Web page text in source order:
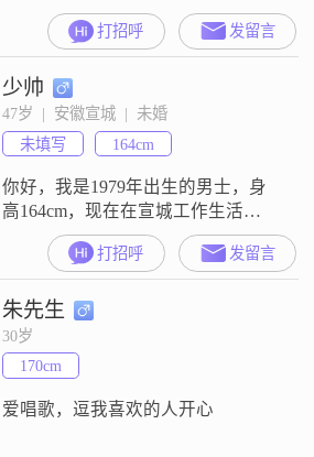
在宣城，月收入在3001到5000元这
个区间##3002##学历是中专
##3002##在性格方面，我是一个耐
心包容的人，平时也比较随和，容
易相处##3002##我对待生活的态度
是活在当下，过好现在的每一天
##3002##我来到这里，是希望找到
打招呼 发留言
少帅
47岁  |  安徽宣城  |  未婚
未填写
164cm
你好，我是1979年出生的男士，身
高164cm，现在在宣城工作生活
##3002##我的学历是高中及以下，
目前月收入在3000元以下##3002##
我是一个自信果断的人，性格乐观
积极，平时很有耐心，也比较包容
##3002##我觉得自己真诚可靠，更
习惯活在当下##3002##平时我比较
勤俭节约，也看重平衡工作与生活
的关系，
打招呼 发留言
朱先生
30岁
170cm
爱唱歌，逗我喜欢的人开心